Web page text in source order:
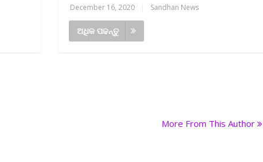
December 16, 2020 Sandhan News
ଅଧିକ ପଢନ୍ତୁ
More From This Author